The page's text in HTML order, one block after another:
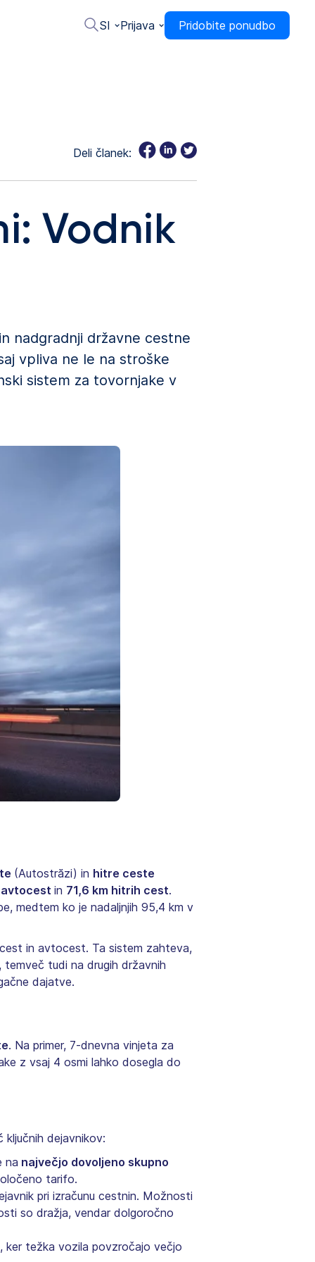
SI Prijava Pridobite ponudbo
Deli članek:
Vodnik
nadgradnji državne cestne
vpliva ne le na stroške
sistem za tovornjake v
(Autostrăzi) in hitre ceste
avtocest in 71,6 km hitrih cest.
medtem ko je nadaljnjih 95,4 km v
in avtocest. Ta sistem zahteva,
tudi na drugih državnih
dajatve.
. Na primer, 7-dnevna vinjeta za
z vsaj 4 osmi lahko dosegla do
dejavnikov:
na največjo dovoljeno skupno
tarifo.
pri izračunu cestnin. Možnosti
so dražja, vendar dolgoročno
ker težka vozila povzročajo večjo